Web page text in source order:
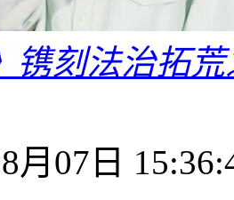
镌刻法治拓
月07日